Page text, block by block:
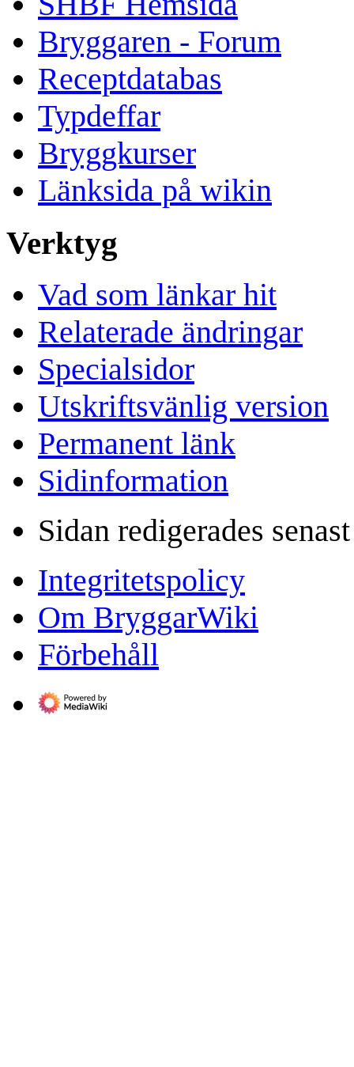
Bryggaren - Forum
Receptdatabas
Typdeffar
Bryggkurser
Länksida på wikin
Verktyg
Vad som länkar hit
Relaterade ändringar
Specialsidor
Utskriftsvänlig version
Permanent länk
Sidinformation
Sidan redigerades
Integritetspolicy
Om BryggarWiki
Förbehåll